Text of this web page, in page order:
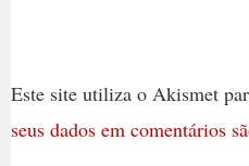
Este site utiliza o Akismet
seus dados em comentários